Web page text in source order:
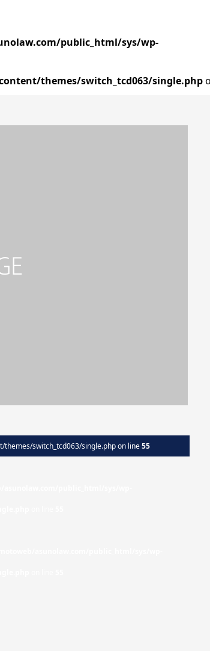
public_html/sys/wp-
themes/switch_tcd063/single.php
themes/switch_tcd063/single.php on line55